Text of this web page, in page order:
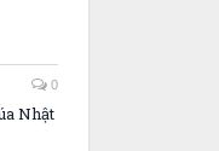
0
Nhật